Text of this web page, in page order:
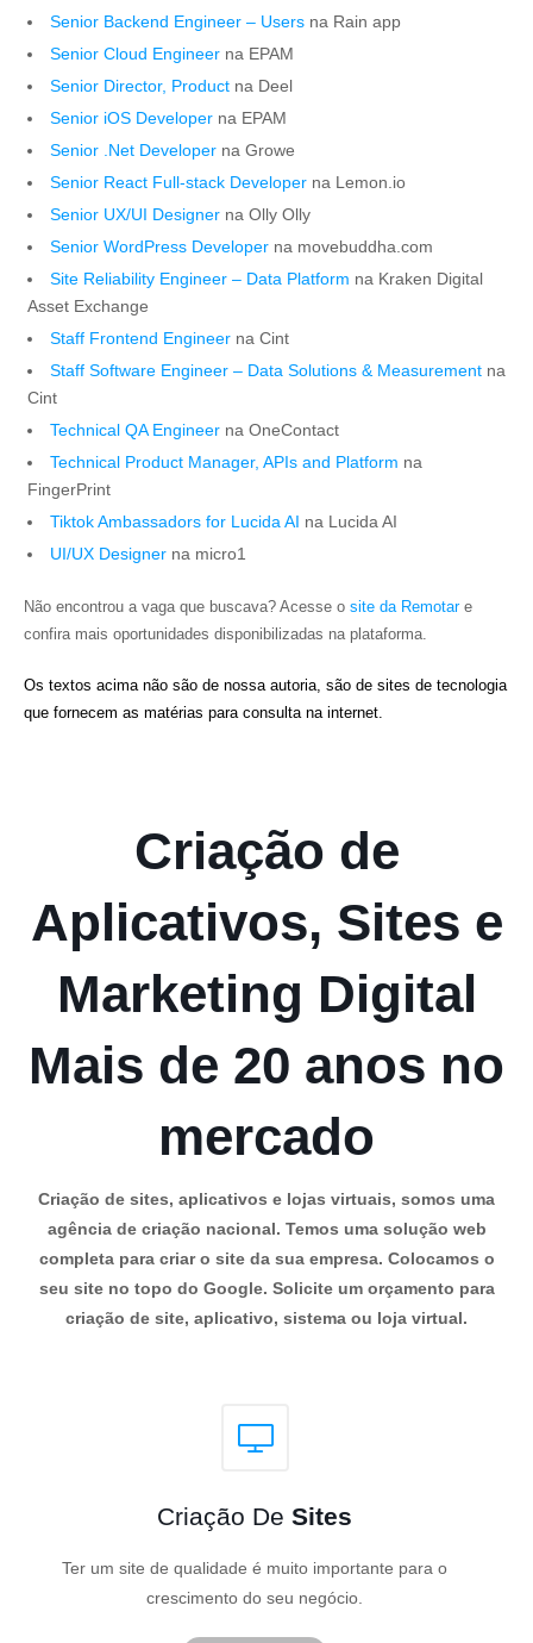
Senior Backend Engineer – Users na Rain app
Senior Cloud Engineer na EPAM
Senior Director, Product na Deel
Senior iOS Developer na EPAM
Senior .Net Developer na Growe
Senior React Full-stack Developer na Lemon.io
Senior UX/UI Designer na Olly Olly
Senior WordPress Developer na movebuddha.com
Site Reliability Engineer – Data Platform na Kraken Digital
Asset Exchange
Staff Frontend Engineer na Cint
Staff Software Engineer – Data Solutions & Measurement na
Cint
Technical QA Engineer na OneContact
Technical Product Manager, APIs and Platform na
FingerPrint
Tiktok Ambassadors for Lucida AI na Lucida AI
UI/UX Designer na micro1
Não encontrou a vaga que buscava? Acesse o site da Remotare
confira mais oportunidades disponibilizadas na plataforma.
Os textos acima não são de nossa autoria, são de sites de tecnologia
que fornecem as matérias para consulta na internet.
Criação de
Aplicativos, Sites e
Marketing Digital
Mais de 20 anos no
mercado
Criação de sites, aplicativos e lojas virtuais, somos uma
agência de criação nacional. Temos uma solução web
completa para criar o site da sua empresa. Colocamos o
seu site no topo do Google. Solicite um orçamento para
criação de site, aplicativo, sistema ou loja virtual.
Criação De Sites
Ter um site de qualidade é muito importante para o
crescimento do seu negócio.